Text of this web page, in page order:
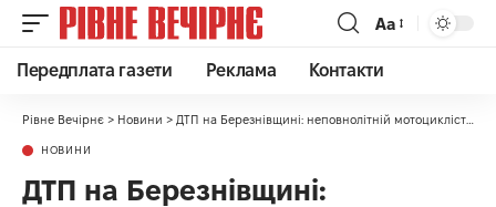
Аа
Передплата газети Реклама Контакти
Рівне Вечірнє > Новини > ДТП на Березнівщині: неповнолітній мотоцикліст збив велосипедиста
НОВИНИ
ДТП на Березнівщині: